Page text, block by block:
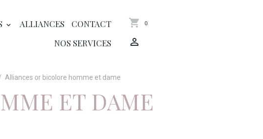
ALLIANCES
CONTACT
NOS SERVICES
0
Alliances or bicolore homme et dame
ET DAME